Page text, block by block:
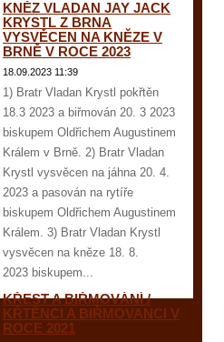
KNĚZ VLADAN JAY JACK
KRYSTL Z BRNA
VYSVĚCEN NA KNĚZE V
BRNĚ V ROCE 2023
18.09.2023 11:39
1) Bratr Vladan Krystl pokřtěn
18.3 2023 a biřmován 20. 3 2023
biskupem Oldřichem Augustinem
Králem v Brně. 2) Bratr Vladan
Krystl vysvěcen na jáhna 20. 4.
2023 a pasován na rytíře
biskupem Oldřichem Augustinem
Králem. 3) Bratr Vladan Krystl
vysvěcen na kněze 18. 8.
2023 biskupem...
KŘEST A BIŘMOVÁNÍ /
KŘTĚNCI A BIŘMOVANCI V
ROCE 2021